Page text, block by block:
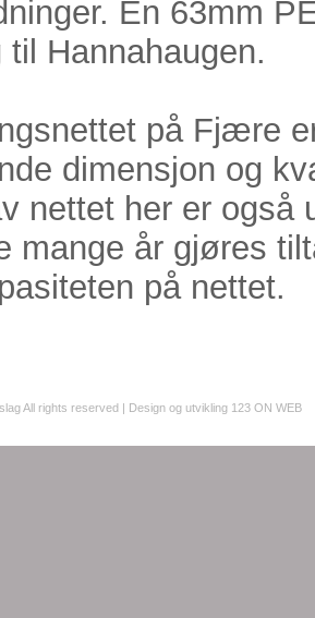
En 63mm
til Hannahaugen.
på Fjære
dimensjon og
nettet her er også
mange år gjøres
på nettet.
All rights reserved | Design og utvikling 123 ON WEB